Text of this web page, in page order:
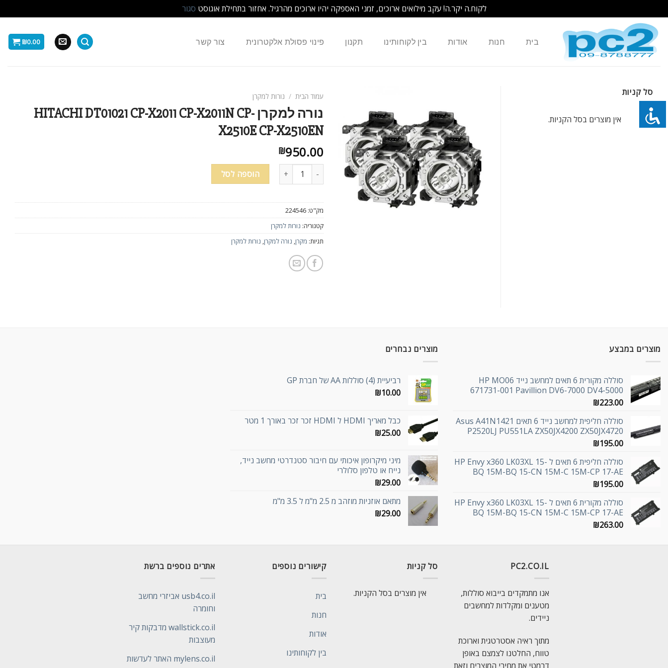
לקוח.ה יקר.ה! עקב מילואים ארוכים, זמני האספקה יהיו ארוכים מהרגיל. אחזור בתחילת אוגוסט סגור
content
בית חנות אודות בין לקוחותינו תקנון פינוי פסולת אלקטרונית צור קשר ₪0.00
סל קניות
אין מוצרים בסל הקניות.
עמוד הבית / נורות למקרן
נורה למקרן HITACHI DT01021 CP-X2011 CP-X2011N CP-
X2510E CP-X2510EN
₪950.00
הוספה לסל
מק"ט: 224546
קטגוריה: נורות למקרן
תגיות: מקרן, נורה למקרן, נורות למקרן
מוצרים במבצע
סוללה מקורית 6 תאים למחשב נייד HP MO06
671731-001 Pavillion DV6-7000 DV4-5000
₪223.00
סוללה חליפית למחשב נייד 6 תאים Asus A41N1421
P2520LJ PU551LA ZX50JX4200 ZX50JX4720
₪195.00
סוללה חליפית 6 תאים ל HP Envy x360 LK03XL 15-
BQ 15M-BQ 15-CN 15M-C 15M-CP 17-AE
₪195.00
סוללה מקורית 6 תאים ל HP Envy x360 LK03XL 15-
BQ 15M-BQ 15-CN 15M-C 15M-CP 17-AE
₪263.00
מוצרים נבחרים
רביעיית (4) סוללות AA של חברת GP
₪10.00
כבל מאריך HDMI ל HDMI זכר זכר באורך 1 מטר
₪25.00
מיני מיקרופון איכותי עם חיבור סטנדרטי מחשב נייד,
נייח או טלפון סלולרי
₪29.00
מתאם אוזניות מוזהב מ 2.5 מ"מ ל 3.5 מ"מ
₪29.00
PC2.CO.IL
אנו מתמקדים בייבוא סוללות,
מטענים ומקלדות למחשבים
ניידים.
מתוך ראיה אסטרטגית וארוכת
טווח, החלטנו לצמצם באופן
דרמטי את מחירי המוצרים וזאת
סל קניות
אין מוצרים בסל הקניות.
קישורים נוספים
בית
חנות
אודות
בין לקוחותינו
אתרים נוספים ברשת
usb4.co.il אביזרי מחשב
וחומרה
wallstick.co.il מדבקות קיר
מעוצבות
mylens.co.il האתר לעדשות